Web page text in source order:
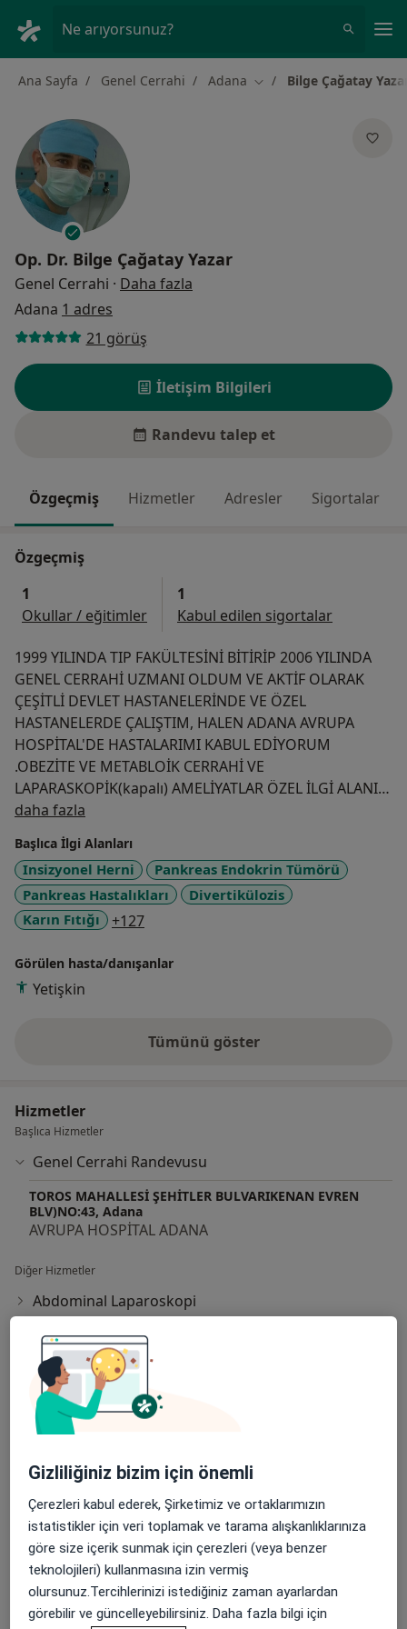
Ne arıyorsunuz?
Ana Sayfa Genel Cerrahi Adana Şehir değiştir
Bilge Çağatay
Op. Dr. Bilge Çağatay Yazar
Genel Cerrahi · Daha fazla
Adana 1 adres
21 görüş
İletişim Bilgileri
Randevu talep et
Özgeçmiş Hizmetler Adresler Sigortalar
Özgeçmiş
1
Okullar / eğitimler
1
Kabul edilen sigortalar
1999 YILINDA TIP FAKÜLTESİNİ BİTİRİP 2006 YILINDA
GENEL CERRAHİ UZMANI OLDUM VE AKTİF OLARAK
ÇEŞİTLİ DEVLET HASTANELERİNDE VE ÖZEL
HASTANELERDE ÇALIŞTIM, HALEN ADANA AVRUPA
HOSPİTAL'DE HASTALARIMI KABUL EDİYORUM
.OBEZİTE VE METABLOİK CERRAHİ VE
LAPARASKOPİK(kapalı) AMELİYATLAR ÖZEL İLGİ ALANIM
OLMAKLA BERABER GENEL CERRAHİNİN UZMANLIK
ALANINDA OLAN BİR ÇOK CERRAHİ TEDAVİLERİ VE
ENDOSKOPİK İŞLEMLERİ DE UYGULAMAKTAYIM
daha fazla
Başlıca İlgi Alanları
Insizyonel Herni
Pankreas Endokrin Tümörü
Pankreas Hastalıkları
Divertikülozis
Karın Fıtığı
+127a11y_sr_more_diseases
Görülen hasta/danışanlar
Yetişkin
Tümünü gösterdeneyim hakkında
Hizmetler
Başlıca Hizmetler
Genel Cerrahi Randevusu
TOROS MAHALLESİ ŞEHİTLER BULVARIKENAN EVREN
BLV)NO:43, Adana
AVRUPA HOSPİTAL ADANA
Diğer Hizmetler
Abdominal Laparoskopi
Abdominal Ultrasonografi
Anoskopi
Apandisit Alınması
Apse Insizyonu Ve Drenajı
Ağrı Pompası
Dikişsiz Tiroid Cerrahisi
Elektron Işınlı Bilgisayarlı Tomografi
Gizliliğiniz bizim için önemli
Çerezleri kabul ederek, Şirketimiz ve ortaklarımızın
istatistikler için veri toplamak ve tarama alışkanlıklarınıza
göre size içerik sunmak için çerezleri (veya benzer
teknolojileri) kullanmasına izin vermiş
olursunuz.Tercihlerinizi istediğiniz zaman ayarlardan
görebilir ve güncelleyebilirsiniz. Daha fazla bilgi için